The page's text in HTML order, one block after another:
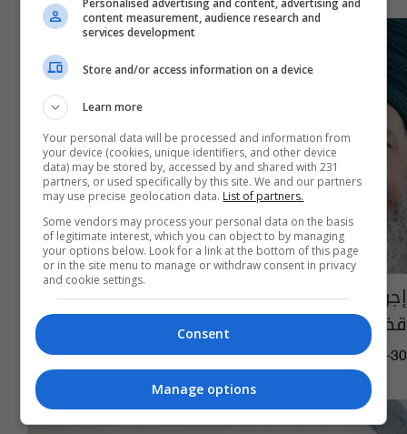
إجراءات قانونية ضد شخصيتين جديدتين في
قضايا "المحتوى الهابط"
05:57 | 2025-06-30
Personalised advertising and content, advertising and
content measurement, audience research and
services development
Store and/or access information on a device
Learn more
Your personal data will be processed and information from
your device (cookies, unique identifiers, and other device
data) may be stored by, accessed by and shared with 231
partners, or used specifically by this site. We and our partners
may use precise geolocation data. List of partners.
Some vendors may process your personal data on the basis
of legitimate interest, which you can object to by managing
your options below. Look for a link at the bottom of this page
or in the site menu to manage or withdraw consent in privacy
and cookie settings.
Consent
Manage options